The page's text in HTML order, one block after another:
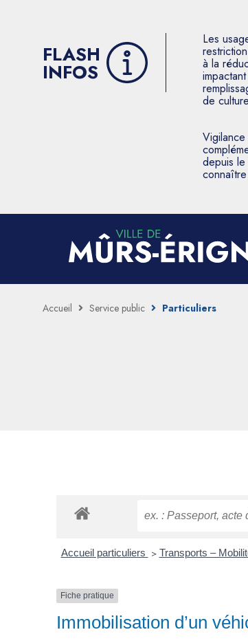
FLASH
INFOS
Les
à la
de
depuis
Accueil Service public Particuliers
Accueil particuliers > Transports –
Fiche pratique
Immobilisation d’un